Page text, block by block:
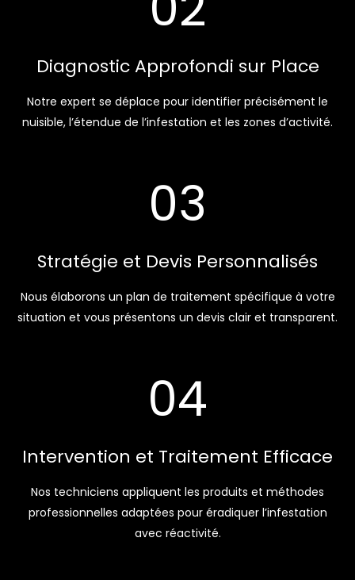
Diagnostic Approfondi sur Place
Notre expert se déplace pour identifier précisément le
nuisible, l’étendue de l’infestation et les zones d’activité.
03
Stratégie et Devis Personnalisés
Nous élaborons un plan de traitement spécifique à votre
situation et vous présentons un devis clair et transparent.
04
Intervention et Traitement Efficace
Nos techniciens appliquent les produits et méthodes
professionnelles adaptées pour éradiquer l’infestation
avec réactivité.